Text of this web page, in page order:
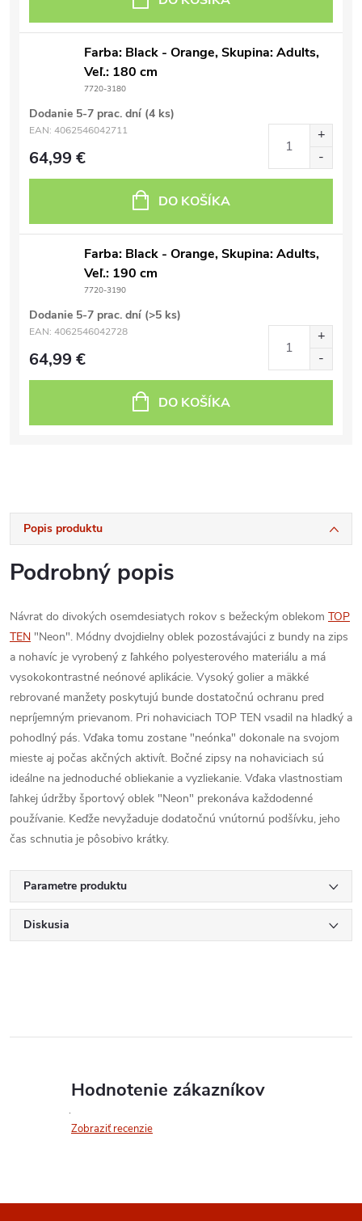
Farba: Black - Orange, Skupina: Adults,
Veľ.: 180 cm
7720-3180
Dodanie 5-7 prac. dní (4 ks)
EAN: 4062546042711
64,99 €
DO KOŠÍKA
Farba: Black - Orange, Skupina: Adults,
Veľ.: 190 cm
7720-3190
Dodanie 5-7 prac. dní (>5 ks)
EAN: 4062546042728
64,99 €
DO KOŠÍKA
Popis produktu
Podrobný popis
Návrat do divokých osemdesiatych rokov s bežeckým oblekom TOP
TEN "Neon". Módny dvojdielny oblek pozostávajúci z bundy na zips
a nohavíc je vyrobený z ľahkého polyesterového materiálu a má
vysokokontrastné neónové aplikácie. Vysoký golier a mäkké
rebrované manžety poskytujú bunde dostatočnú ochranu pred
nepríjemným prievanom. Pri nohaviciach TOP TEN vsadil na hladký a
pohodlný pás. Vďaka tomu zostane "neónka" dokonale na svojom
mieste aj počas akčných aktivít. Bočné zipsy na nohaviciach sú
ideálne na jednoduché obliekanie a vyzliekanie. Vďaka vlastnostiam
ľahkej údržby športový oblek "Neon" prekonáva každodenné
používanie. Keďže nevyžaduje dodatočnú vnútornú podšívku, jeho
čas schnutia je pôsobivo krátky.
Parametre produktu
Diskusia
Hodnotenie zákazníkov
Zobraziť recenzie